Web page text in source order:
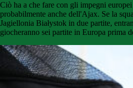
Ciò ha a che fare con gli impegni
probabilmente anche dell'Ajax. Se la
Jagiellonia Białystok in due partite,
giocheranno sei partite in Europa prima